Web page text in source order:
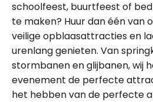
schoolfeest, buurtfeest of
te maken? Huur dan één van
veilige opblaasattracties en
urenlang genieten. Van
stormbanen en glijbanen, wij
evenement de perfecte
het hebben van de perfecte